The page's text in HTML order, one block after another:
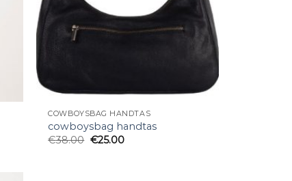
COWBOYSBAG HANDTAS
cowboysbag handtas
€38.00 €25.00